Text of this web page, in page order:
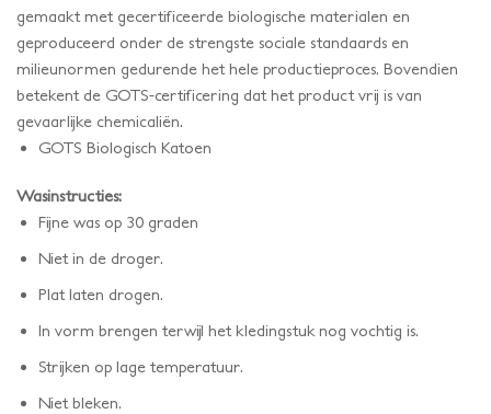
gemaakt met gecertificeerde biologische materialen en
geproduceerd onder de strengste sociale standaards en
milieunormen gedurende het hele productieproces. Bovendien
betekent de GOTS-certificering dat het product vrij is van
gevaarlijke chemicaliën.
GOTS Biologisch Katoen
Wasinstructies:
Fijne was op 30 graden
Niet in de droger.
Plat laten drogen.
In vorm brengen terwijl het kledingstuk nog vochtig is.
Strijken op lage temperatuur.
Niet bleken.